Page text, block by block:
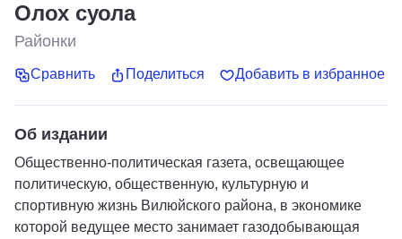
Олох суола
Районки
Сравнить Поделиться Добавить в избранное
Об издании
Общественно-политическая газета, освещающее
политическую, общественную, культурную и
спортивную жизнь Вилюйского района, в экономике
которой ведущее место занимает газодобывающая